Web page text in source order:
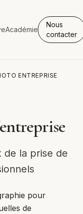
Académie
Nous
contacter
ENTREPRISE
de la prise de
pour
de